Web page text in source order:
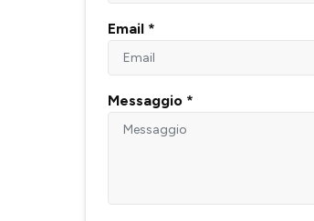
Email *
Messaggio *